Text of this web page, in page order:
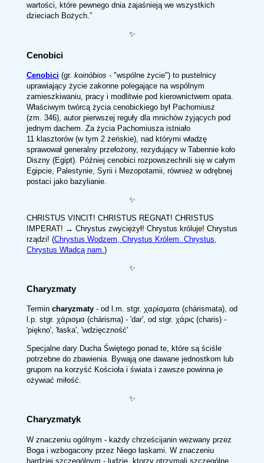
wartości, które pewnego dnia zajaśnieją we wszystkich
dzieciach Bożych.
✨
Cenobici
Cenobici (gr. koinóbios - "wspólne życie") to pustelnicy
uprawiający życie zakonne polegające na wspólnym
zamieszkiwaniu, pracy i modlitwie pod kierownictwem opata.
Właściwym twórcą życia cenobickiego był Pachomiusz
(zm. 346), autor pierwszej reguły dla mnichów żyjących pod
jednym dachem. Za życia Pachomiusza istniało
11 klasztorów (w tym 2 żeńskie), nad którymi władzę
sprawował generalny przełożony, rezydujący w Tabennie koło
Diszny (Egipt). Później cenobici rozpowszechnili się w całym
Egipcie, Palestynie, Syrii i Mezopotamii, również w odrębnej
postaci jako bazylianie.
✨
CHRISTUS VINCIT! CHRISTUS REGNAT! CHRISTUS
IMPERAT! → Chrystus zwyciężył! Chrystus króluje! Chrystus
rządzi! (Chrystus Wodzem, Chrystus Królem. Chrystus,
Chrystus Władcą nam. )
✨
Charyzmaty
Termin charyzmaty - od l.m. stgr. χαρίσματα (chárismata), od
l.p. stgr. χάρισμα (chárisma) - 'dar', od stgr. χάρις (charis) -
'piękno', 'łaska', 'wdzięczność'
Specjalne dary Ducha Świętego ponad te, które są ściśle
potrzebne do zbawienia. Bywają one dawane jednostkom lub
grupom na korzyść Kościoła i świata i zawsze powinna je
ożywiać miłość.
✨
Charyzmatyk
W znaczeniu ogólnym - każdy chrześcijanin wezwany przez
Boga i wzbogacony przez Niego łaskami. W znaczeniu
bardziej szczególnym - ludzie, ktorzy otrzymali szczególne